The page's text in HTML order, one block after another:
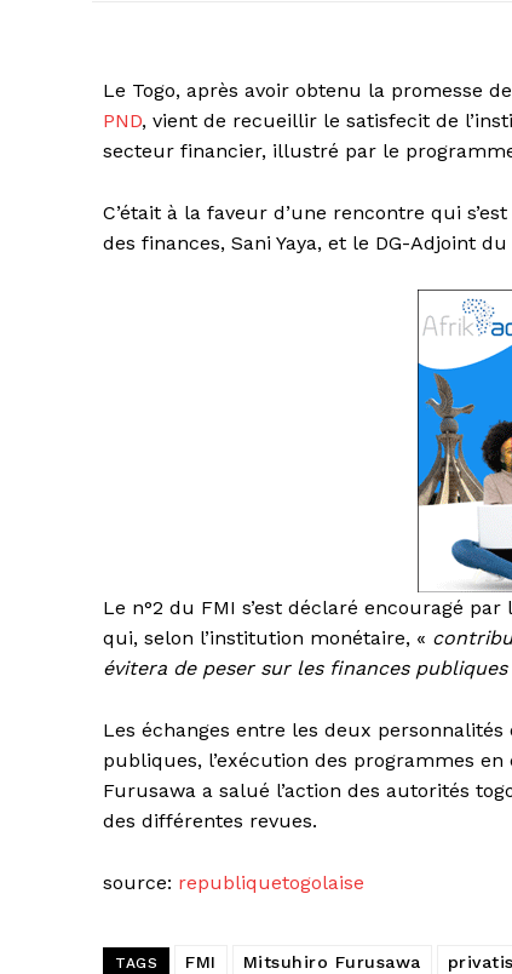
Le Togo, après avoir obtenu la promesse
PND, vient de recueillir le satisfecit de
secteur financier, illustré par le
C’était à la faveur d’une rencontre qui
des finances, Sani Yaya, et le DG-Adjoint
Le n°2 du FMI s’est déclaré encouragé
qui, selon l’institution monétaire, «
évitera de peser sur les finances publiques
Les échanges entre les deux
publiques, l’exécution des programmes
Furusawa a salué l’action des autorités
des différentes revues.
source: republiquetogolaise
TAGS FMI Mitsuhiro Furusawa